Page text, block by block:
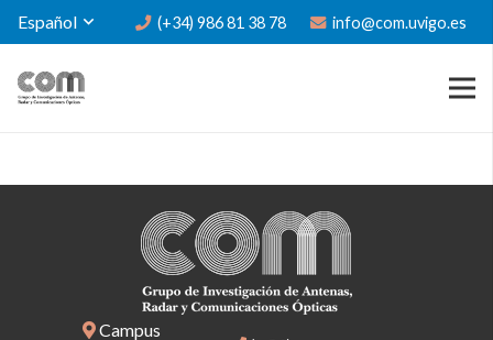
Español (+34) 986 81 38 78 info@com.uvigo.es
Campus